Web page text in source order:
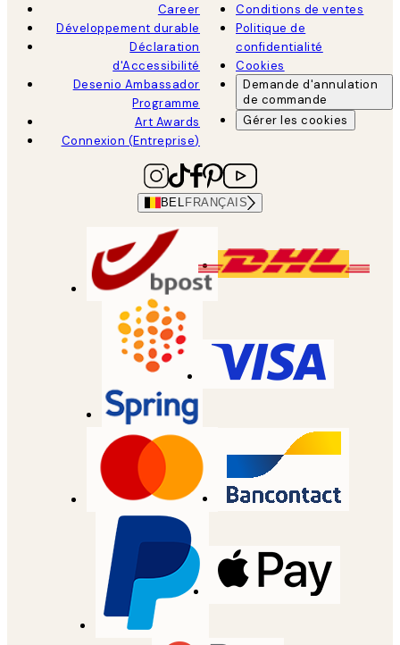
Career
Développement durable
Déclaration
d'Accessibilité
Desenio Ambassador
Programme
Art Awards
Connexion (Entreprise)
Conditions de ventes
Politique de
confidentialité
Cookies
Demande d'annulation
de commande
Gérer les cookies
BEL FRANÇAIS